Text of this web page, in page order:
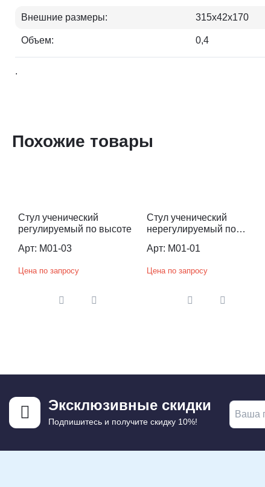
Внешние размеры: 315х42х170
Объем: 0,4
.
Похожие товары
Стул ученический
регулируемый по высоте
Арт: M01-03
Цена по запросу
Стул ученический
нерегулируемый по
Арт: M01-01
Цена по запросу
Эксклюзивные скидки
Подпишитесь и получите скидку 10%!